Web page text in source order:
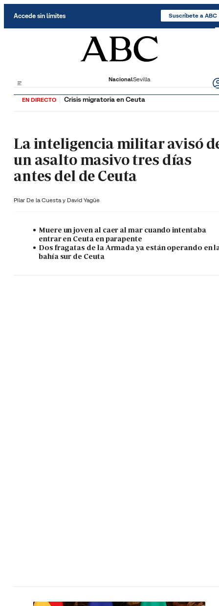
Accede sin límites Suscríbete a ABC
NacionalSevilla
EN DIRECTO Crisis migratoria en Ceuta
La inteligencia militar avisó
un asalto masivo tres días
antes del de Ceuta
Pilar De la Cuesta y David Yagüe
Muere un joven al caer al mar cuando intentaba
entrar en Ceuta en parapente
Dos fragatas de la Armada ya están operando en
bahía sur de Ceuta